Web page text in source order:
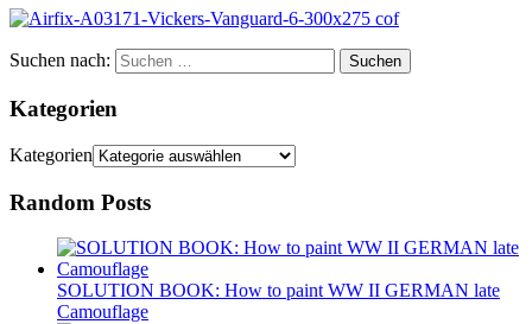
Suchen nach: Suchen
Kategorien
Kategorien
Random Posts
SOLUTION BOOK: How to paint WW II GERMAN late
Camouflage